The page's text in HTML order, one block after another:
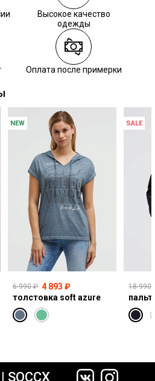
СДЭК
выдачи СДЭК
Высокое качество
одежды
Оплата после примерки
NEW
6 990 ₽ 4 893 ₽
толстовка soft azure
SALE
18 990
SOCCX